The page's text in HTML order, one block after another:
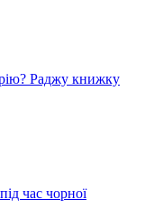
Раджу книжку
час чорної